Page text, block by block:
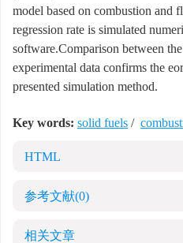
model based on combustion and
regression rate is simulated
software.Comparison between
experimental data confirms the
presented simulation method.
Key words: solid fuels /
HTML
参考文献(0)
相关文章